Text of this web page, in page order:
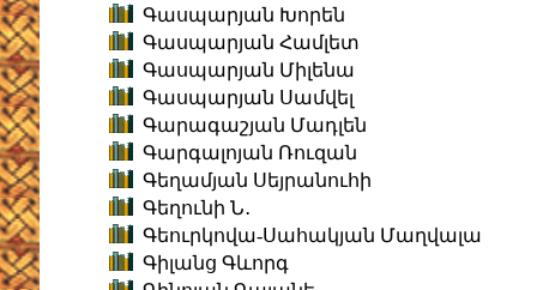
Գասպարյան Խորեն
Գասպարյան Համլետ
Գասպարյան Միլենա
Գասպարյան Սամվել
Գարագաշյան Մադլեն
Գարգալոյան Ռուզան
Գեղամյան Սեյրանուհի
Գեղունի Ն․
Գեուրկովա-Սահակյան Մաղվալա
Գիլանց Գևորգ